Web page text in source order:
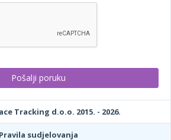
Tracking d.o.o. 2015. - 2026.
Pravila sudjelovanja